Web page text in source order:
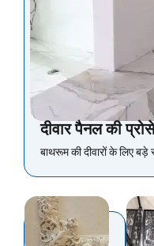
दीवार पैनल की
बाथरूम की दीवारों के लिए